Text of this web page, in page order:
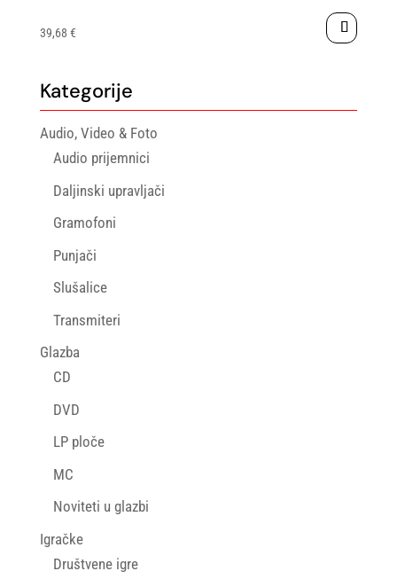
39,68 €
Kategorije
Audio, Video & Foto
Audio prijemnici
Daljinski upravljači
Gramofoni
Punjači
Slušalice
Transmiteri
Glazba
CD
DVD
LP ploče
MC
Noviteti u glazbi
Igračke
Društvene igre